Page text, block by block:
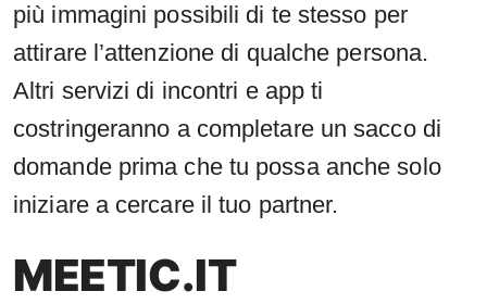
più immagini possibili di te stesso per
attirare l’attenzione di qualche persona.
Altri servizi di incontri e app ti
costringeranno a completare un sacco di
domande prima che tu possa anche solo
iniziare a cercare il tuo partner.
MEETIC.IT